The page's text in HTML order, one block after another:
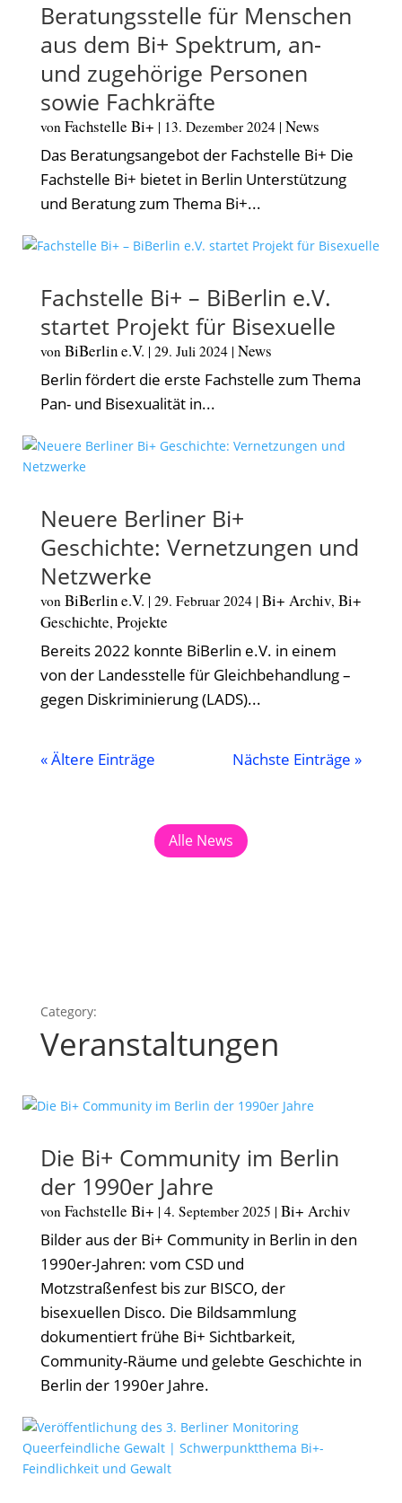
Beratungsstelle für Menschen
aus dem Bi+ Spektrum, an-
und zugehörige Personen
sowie Fachkräfte
von Fachstelle Bi+ | 13. Dezember 2024| News
Das Beratungsangebot der Fachstelle Bi+ Die
Fachstelle Bi+ bietet in Berlin Unterstützung
und Beratung zum Thema Bi+...
Fachstelle Bi+ – BiBerlin e.V.
startet Projekt für Bisexuelle
von BiBerlin e.V. | 29. Juli 2024| News
Berlin fördert die erste Fachstelle zum Thema
Pan- und Bisexualität in...
Neuere Berliner Bi+
Geschichte: Vernetzungen und
Netzwerke
von BiBerlin e.V. | 29. Februar 2024| Bi+ Archiv, Bi+
Geschichte, Projekte
Bereits 2022 konnte BiBerlin e.V. in einem
von der Landesstelle für Gleichbehandlung –
gegen Diskriminierung (LADS)...
« Ältere Einträge Nächste Einträge »
Alle News
Veranstaltungen
Die Bi+ Community im Berlin
der 1990er Jahre
von Fachstelle Bi+ | 4. September 2025 | Bi+ Archiv
Bilder aus der Bi+ Community in Berlin in den
1990er-Jahren: vom CSD und
Motzstraßenfest bis zur BISCO, der
bisexuellen Disco. Die Bildsammlung
dokumentiert frühe Bi+ Sichtbarkeit,
Community-Räume und gelebte Geschichte in
Berlin der 1990er Jahre.